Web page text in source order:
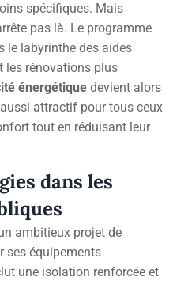
spécifiques. Mais
pas là. Le programme
le labyrinthe des aides
les rénovations plus
énergétique devient alors
attractif pour tous ceux
tout en réduisant leur
dans les
ambitieux projet de
ses équipements
une isolation renforcée et